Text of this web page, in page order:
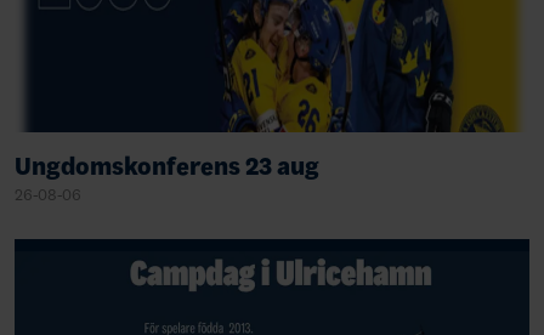
Ungdomskonferens 23 aug
26-08-06